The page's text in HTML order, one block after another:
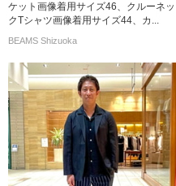
ケット画像着用サイズ46、クルーネッ
クTシャツ画像着用サイズ44、カ...
BEAMS Shizuoka